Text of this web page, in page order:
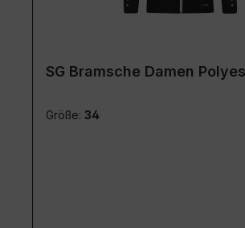
SG Bramsche Damen
Größe: 34